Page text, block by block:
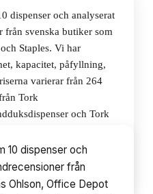
dispenser och analyserat
från svenska butiker som
Staples. Vi har
kapacitet, påfyllning,
varierar från 264
Tork
och Tork
10avsnitt
10 dispenser och
från
Ohlson, Office Depot